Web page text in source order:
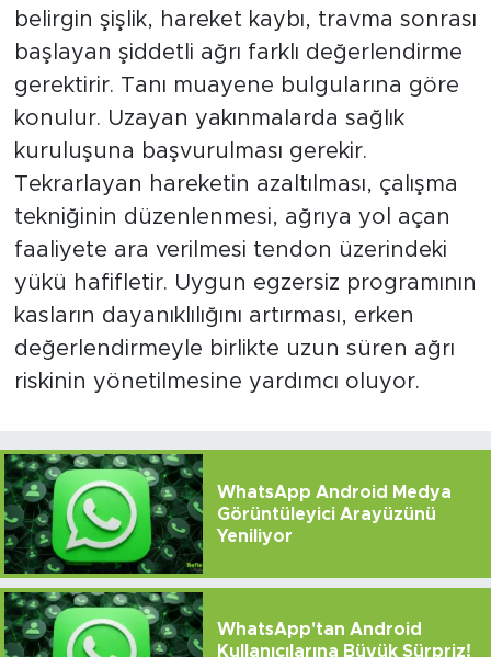
belirgin şişlik, hareket kaybı, travma sonrası
başlayan şiddetli ağrı farklı değerlendirme
gerektirir. Tanı muayene bulgularına göre
konulur. Uzayan yakınmalarda sağlık
kuruluşuna başvurulması gerekir.
Tekrarlayan hareketin azaltılması, çalışma
tekniğinin düzenlenmesi, ağrıya yol açan
faaliyete ara verilmesi tendon üzerindeki
yükü hafifletir. Uygun egzersiz programının
kasların dayanıklılığını artırması, erken
değerlendirmeyle birlikte uzun süren ağrı
riskinin yönetilmesine yardımcı oluyor.
WhatsApp Android Medya
Görüntüleyici Arayüzünü
Yeniliyor
WhatsApp'tan Android
Kullanıcılarına Büyük Sürpriz!